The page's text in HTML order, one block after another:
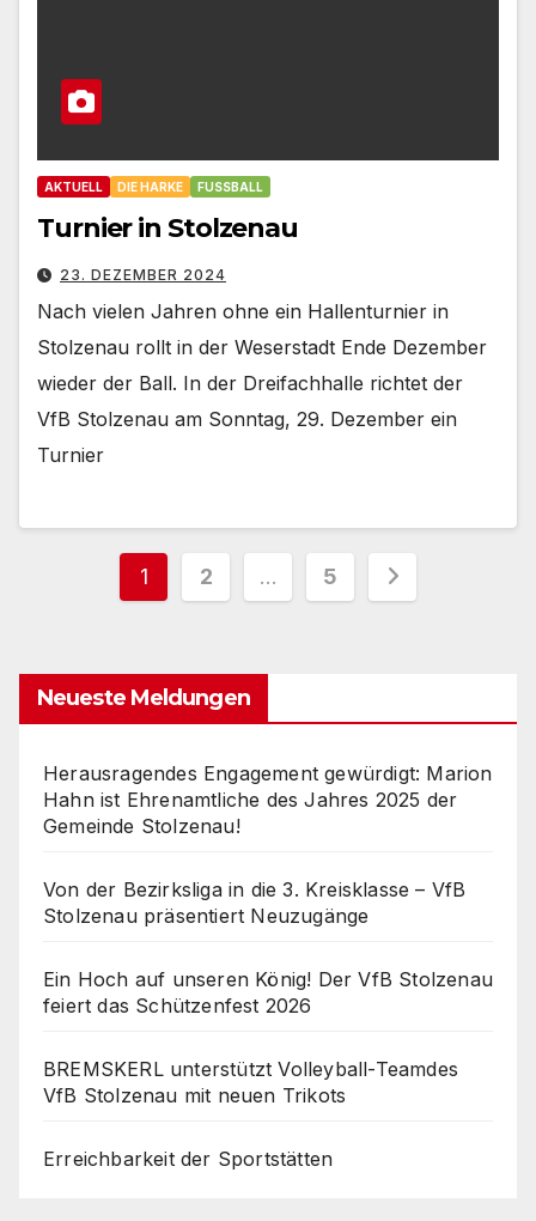
AKTUELL DIE HARKE FUSSBALL
Turnier in Stolzenau
23. DEZEMBER 2024
Nach vielen Jahren ohne ein Hallenturnier in
Stolzenau rollt in der Weserstadt Ende Dezember
wieder der Ball. In der Dreifachhalle richtet der
VfB Stolzenau am Sonntag, 29. Dezember ein
Turnier
Seitennummerierung
Beiträge
1 2 … 5
Neueste Meldungen
Herausragendes Engagement gewürdigt: Marion
Hahn ist Ehrenamtliche des Jahres 2025 der
Gemeinde Stolzenau!
Von der Bezirksliga in die 3. Kreisklasse – VfB
Stolzenau präsentiert Neuzugänge
Ein Hoch auf unseren König! Der VfB Stolzenau
feiert das Schützenfest 2026
BREMSKERL unterstützt Volleyball-Teamdes
VfB Stolzenau mit neuen Trikots
Erreichbarkeit der Sportstätten